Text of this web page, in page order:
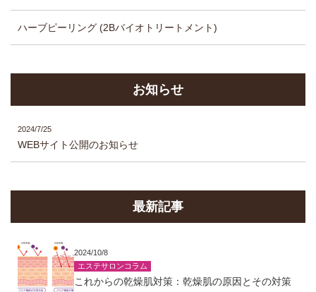
ハーブピーリング (2Bバイオトリートメント)
お知らせ
2024/7/25
WEBサイト公開のお知らせ
最新記事
2024/10/8
エステサロンコラム
これからの乾燥肌対策：乾燥肌の原因とその対策